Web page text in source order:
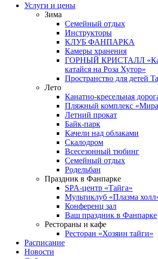
Услуги и цены
Зима
Семейный отдых
Инструкторы
КЛУБ ФАНПАРКА
Камеры хранения
ГОРНЫЙ КРИСТАЛЛ
катайся на Роза Хутор»
Пространство для детей
Лето
Канатно-кресельная
Пляжный комплекс
Летний прокат
Байк-парк
Качели над облаками
Скалодром
Всесезонный тюбинг
Семейный отдых
Родельбан
Праздник в Фанпарке
SPA-центр «Тайга»
Мультиклуб «Плазма
Конференц зал
Ваш праздник в Фанпарке
Рестораны и кафе
Ресторан «Хозяин тайги»
Расписание
Новости